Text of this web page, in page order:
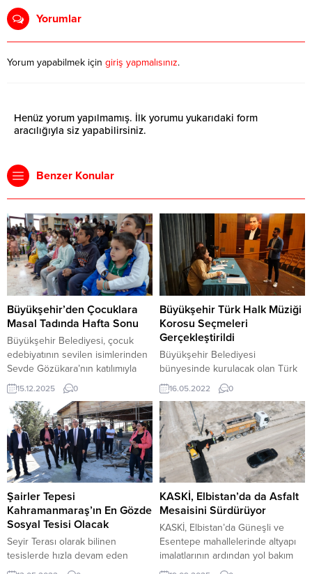
Yorumlar
Yorum yapabilmek için giriş yapmalısınız.
Henüz yorum yapılmamış. İlk yorumu yukarıdaki form
aracılığıyla siz yapabilirsiniz.
Benzer Konular
Büyükşehir’den Çocuklara
Masal Tadında Hafta Sonu
Büyükşehir Belediyesi, çocuk
edebiyatının sevilen isimlerinden
Sevde Gözükara’nın katılımıyla
NFK Kültür Merkezi’nde çocuklara
yönelik masal dinleti etkinliği
düzenledi. Etkinlik çocukların hem
hayal dünyasını genişletti hem de
keyifli ve unutulmaz bir hafta
sonu geçirmesini sağladı.
UNESCO’nun Türkiye’de ilk ve
tek “Edebiyat Şehri”
Kahramanmaraş, bu kimliğini
güçlendiren kültür ve sanat
faaliyetlerini toplumun...
15.12.2025 0
Büyükşehir Türk Halk Müziği
Korosu Seçmeleri
Gerçekleştirildi
Büyükşehir Belediyesi
bünyesinde kurulacak olan Türk
Halk Müziği korosunun seçmeleri
gerçekleştirildi.
16.05.2022 0
Şairler Tepesi
Kahramanmaraş’ın En Gözde
Sosyal Tesisi Olacak
Seyir Terası olarak bilinen
tesislerde hızla devam eden
çalışmaları inceleyen Başkan
KASKİ, Elbistan’da da Asfalt
Mesaisini Sürdürüyor
KASKİ, Elbistan’da Güneşli ve
Esentepe mahallelerinde altyapı
imalatlarının ardından yol bakım
ve onarım çalışmalarına devam